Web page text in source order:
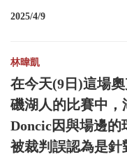
2025/4/9
林暐凱
在今天(9日)這場
磯湖人的比賽中
Doncic因與場邊
被裁判誤認為是